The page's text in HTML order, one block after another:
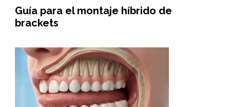
Guía para el montaje híbrido de
brackets